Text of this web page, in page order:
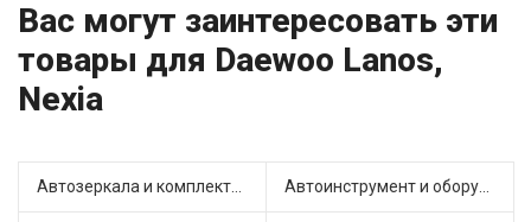
Вас могут заинтересовать эти
товары для Daewoo Lanos,
Nexia
Автозеркала и комплектующие (6) Автоинструмент и оборудование (3)